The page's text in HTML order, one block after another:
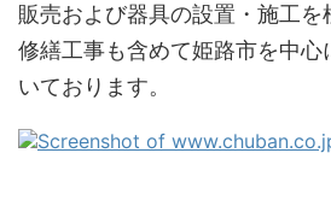
販売および器具の設置・施工を
修繕工事も含めて姫路市を中
いております。